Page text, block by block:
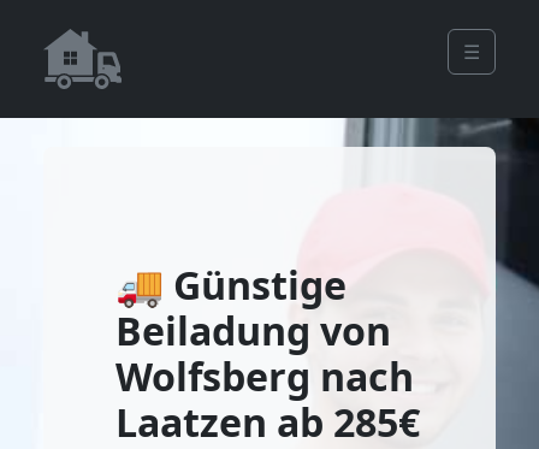
☰
🚚 Günstige
Beiladung von
Wolfsberg nach
Laatzen ab 285€